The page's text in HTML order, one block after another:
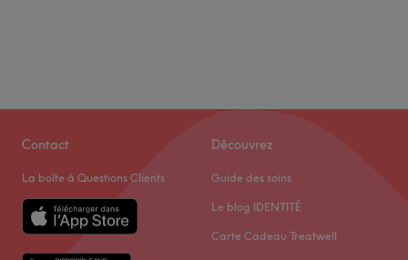
Contact
La boîte à Questions Clients
Découvrez
Guide des soins
Le blog IDENTITÉ
Carte Cadeau Treatwell